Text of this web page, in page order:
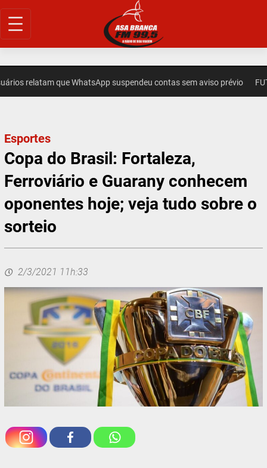
Pular
para
relatam que WhatsApp suspendeu contas sem aviso prévio
Esportes
Copa do Brasil: Fortaleza,
Ferroviário e Guarany conhecem
oponentes hoje; veja tudo sobre o
sorteio
2/3/2021 11h:33